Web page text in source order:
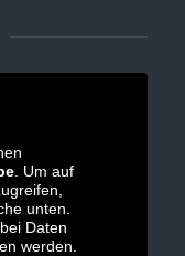
. Um auf
unten.
Daten
werden.